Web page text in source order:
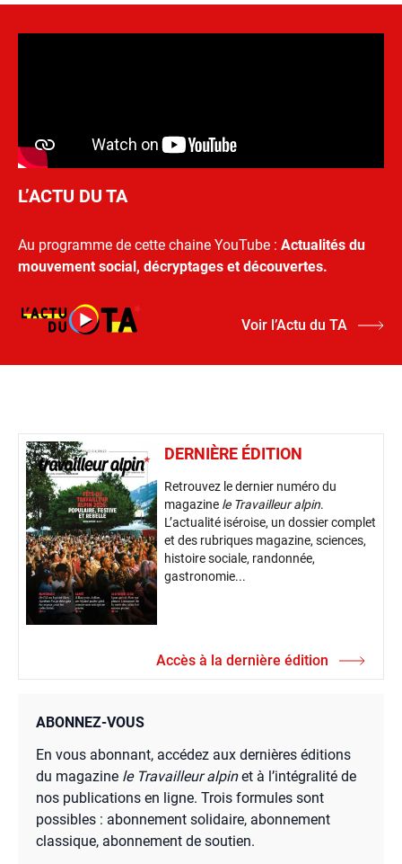
L’ACTU DU TA
Au programme de cette chaine YouTube : Actualités du
mouvement social, décryptages et découvertes.
Voir l’Actu du TA
DERNIÈRE ÉDITION
Retrouvez le dernier numéro du
magazine le Travailleur alpin.
L’actualité iséroise, un dossier complet
et des rubriques magazine, sciences,
histoire sociale, randonnée,
gastronomie...
Accès à la dernière édition
ABONNEZ-VOUS
En vous abonnant, accédez aux dernières éditions
du magazine le Travailleur alpinet à l’intégralité de
nos publications en ligne. Trois formules sont
possibles : abonnement solidaire, abonnement
classique, abonnement de soutien.